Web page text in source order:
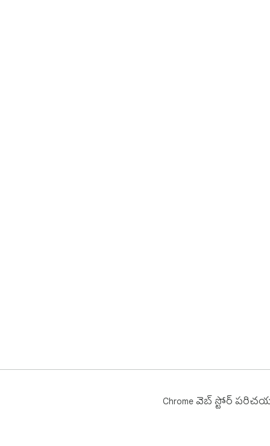
Chrome వెబ్ స్టోర్